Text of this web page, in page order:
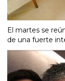
El martes se
de una fuerte